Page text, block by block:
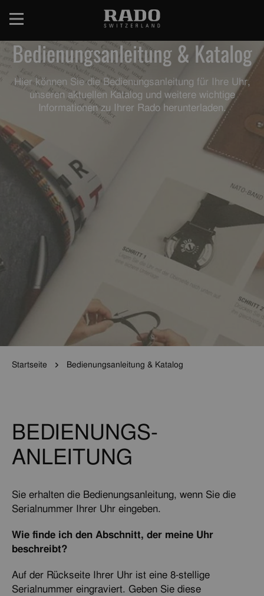
zum
Bedienungsanleitung & Katalog
Hier können Sie die Bedienungsanleitung für Ihre Uhr,
unseren aktuellen Katalog und weitere wichtige
Informationen zu Ihrer Rado herunterladen.
Startseite Bedienungsanleitung & Katalog
BEDIENUNGS-
ANLEITUNG
Sie erhalten die Bedienungsanleitung, wenn Sie die
Serialnummer Ihrer Uhr eingeben.
Wie finde ich den Abschnitt, der meine Uhr
beschreibt?
Auf der Rückseite Ihrer Uhr ist eine 8-stellige
Serialnummer eingraviert. Geben Sie diese